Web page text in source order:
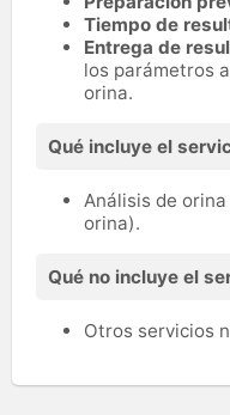
Tiempo de
Entrega de
los parámetros
orina.
Qué incluye el
Análisis de
orina).
Qué no incluye el
Otros servicios